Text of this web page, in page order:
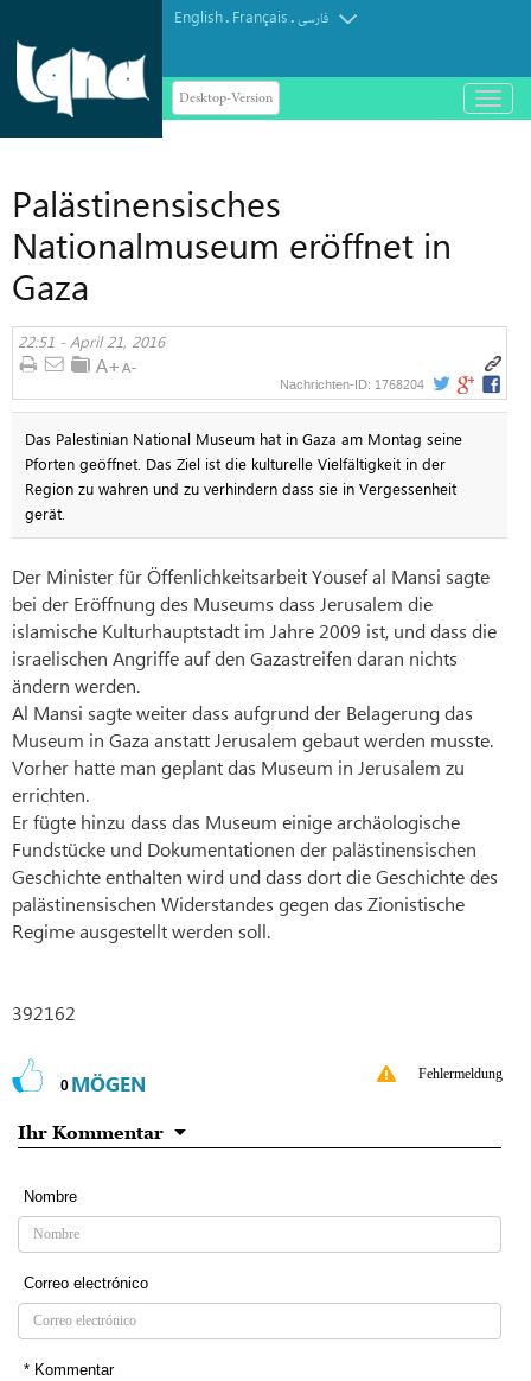
English. Français.فارسی
Desktop-Version
باز
و
Palästinensisches
Nationalmuseum eröffnet in
Gaza
22:51 - April 21, 2016
Nachrichten-ID: 1768204
Das Palestinian National Museum hat in Gaza am Montag seine
Pforten geöffnet. Das Ziel ist die kulturelle Vielfältigkeit in der
Region zu wahren und zu verhindern dass sie in Vergessenheit
gerät.
Der Minister für Öffenlichkeitsarbeit Yousef al Mansi sagte
bei der Eröffnung des Museums dass Jerusalem die
islamische Kulturhauptstadt im Jahre 2009 ist, und dass die
israelischen Angriffe auf den Gazastreifen daran nichts
ändern werden.
Al Mansi sagte weiter dass aufgrund der Belagerung das
Museum in Gaza anstatt Jerusalem gebaut werden musste.
Vorher hatte man geplant das Museum in Jerusalem zu
errichten.
Er fügte hinzu dass das Museum einige archäologische
Fundstücke und Dokumentationen der palästinensischen
Geschichte enthalten wird und dass dort die Geschichte des
palästinensischen Widerstandes gegen das Zionistische
Regime ausgestellt werden soll.
392162
0 MÖGEN Fehlermeldung
Ihr Kommentar
Nombre
Correo electrónico
* Kommentar